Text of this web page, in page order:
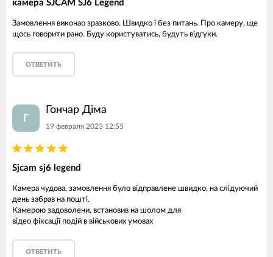
камера SJCAM SJ6 Legend
Замовлення виконао зразково. Швидко і без питань. Про камеру, ще
щось говорити рано. Буду користуватись, будуть відгуки.
ОТВЕТИТЬ
Г
Гончар Діма
19 февраля 2023 12:55
Sjcam sj6 legend
Камера чудова, замовлення було відправлене швидко, на слідуючий
день забрав на пошті.
Камерою задоволени, встановив на шолом для
відео фіксації подій в військових умовах
ОТВЕТИТЬ